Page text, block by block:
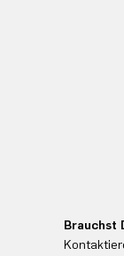
Brauchst